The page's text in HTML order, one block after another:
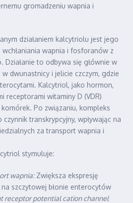
gromadzeniu wapnia i
działaniem kalcytriolu jest jego
wapnia i fosforanów z
to odbywa się głównie w
w dwunastnicy i jelicie czczym, gdzie
Kalcytriol, jako hormon,
receptorami witaminy D (VDR)
Po związaniu, kompleks
czynnik transkrypcyjny, wpływając na
za transport wapnia i
stymuluje:
wapnia:Zwiększa ekspresję
szczytowej błonie enterocytów
receptor potential cation channel